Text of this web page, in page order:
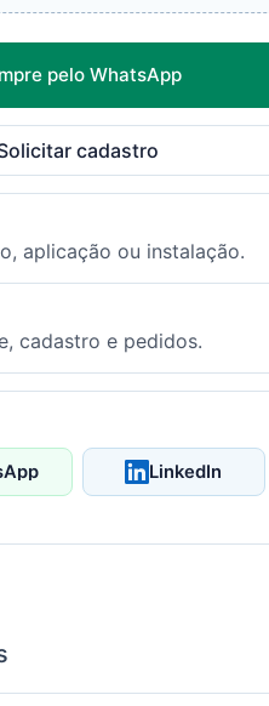
pelo WhatsApp
cadastro
aplicação ou instalação.
cadastro e pedidos.
LinkedIn